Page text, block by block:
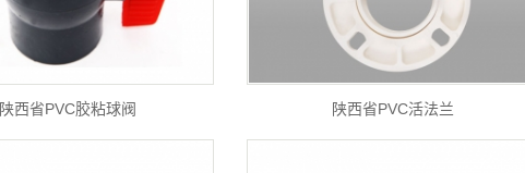
陕西省PVC胶粘球阀 陕西省PVC活法兰